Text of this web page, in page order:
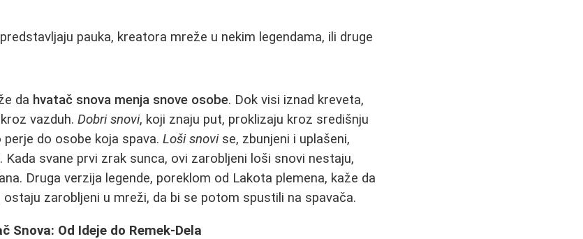
pauka, kreatora mreže u nekim legendama, ili druge
da hvatač snova menja snove osobe. Dok visi iznad kreveta,
vazduh.Dobri snovi, koji znaju put, proklizaju kroz središnju
perje do osobe koja spava.Loši snovise, zbunjeni i uplašeni,
svane prvi zrak sunca, ovi zarobljeni loši snovi nestaju,
Druga verzija legende, poreklom od Lakota plemena, kaže da
zarobljeni u mreži, da bi se potom spustili na spavača.
Snova: Od Ideje do Remek-Dela